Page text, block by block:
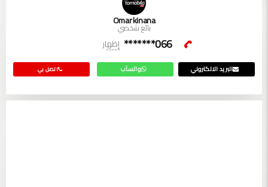
Omar kinana
بائع شخصي
066******* إظهار
اتصل بي البريد الالكتروني واتسآب